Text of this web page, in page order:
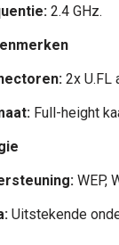
2.4 GHz.
2x U.FL
Full-height
WEP,
Uitstekende